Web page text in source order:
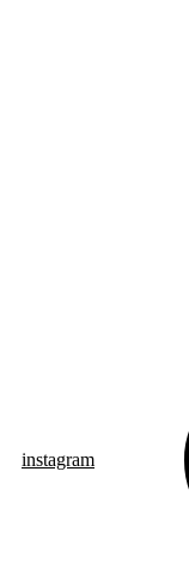
instagram